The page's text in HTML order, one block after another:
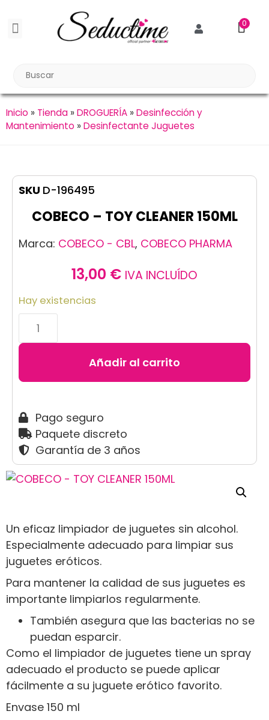
0
Inicio » Tienda »DROGUERÍA »Desinfección y
Mantenimiento »Desinfectante Juguetes
Un eficaz limpiador de juguetes sin alcohol.
Especialmente adecuado para limpiar sus
juguetes eróticos.
Para mantener la calidad de sus juguetes es
importante limpiarlos regularmente.
También asegura que las bacterias no se
puedan esparcir.
Como el limpiador de juguetes tiene un spray
adecuado el producto se puede aplicar
fácilmente a su juguete erótico favorito.
Envase 150 ml
SKU D-196495
COBECO – TOY CLEANER 150ML
Marca: COBECO - CBL, COBECO PHARMA
13,00 € IVA INCLUÍDO
Hay existencias
Añadir al carrito
Pago seguro
Paquete discreto
Garantía de 3 años